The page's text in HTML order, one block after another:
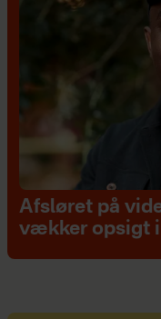
Afsløret på
vækker opsigt